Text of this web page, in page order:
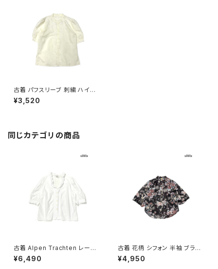
古着 パフスリーブ 刺繍 ハイネ
ック 花柄 コットン 半袖 ブラウス
レモンイエロー (ttu2604028)
¥3,520
同じカテゴリの商品
古着 Alpen Trachten レース
無地 コットン100％ 五分袖 ブラ
ウス 白 生成り (ttu2605037)
¥6,490
古着 花柄 シフォン 半袖 ブラウ
ス 黒 (ttu2605043)
¥4,950